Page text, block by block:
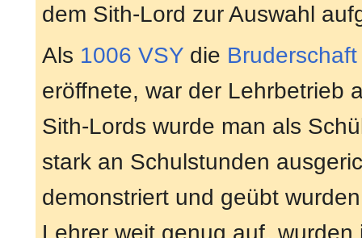
dem Sith-Lord zur Auswahl
Als 1006 VSY die
eröffnete, war der Lehrbetrieb
Sith-Lords wurde man als
stark an Schulstunden
demonstriert und geübt
Lehrer weit genug auf,